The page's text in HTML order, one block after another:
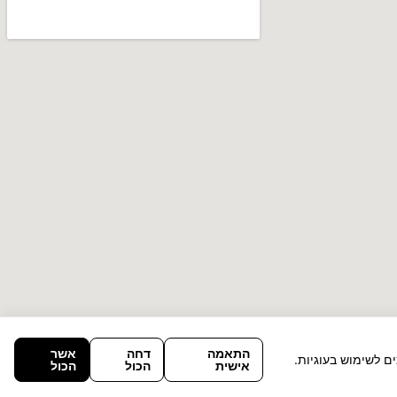
לשימוש בעוגיות.
התאמה
אישית
דחה
הכול
אשר
הכול